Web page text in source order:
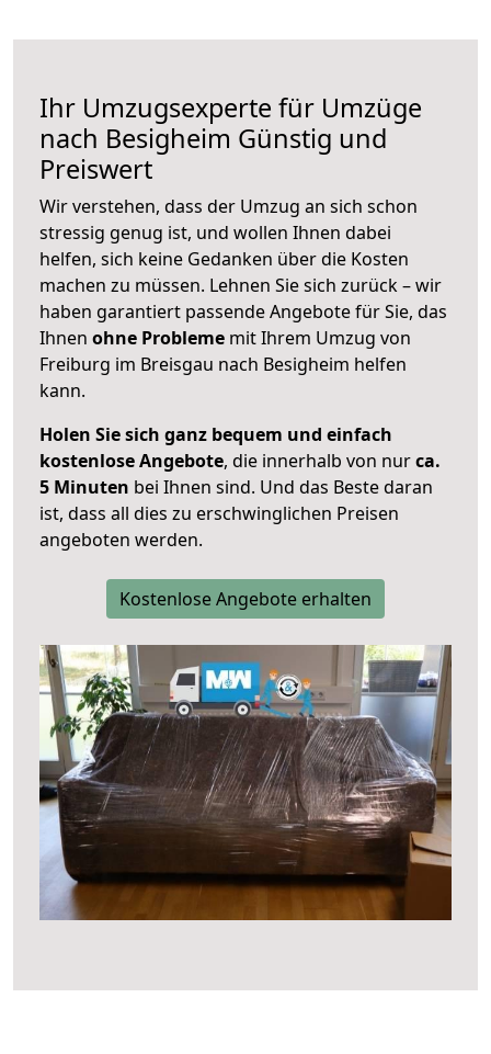
Ihr Umzugsexperte für Umzüge
nach Besigheim Günstig und
Preiswert
Wir verstehen, dass der Umzug an sich schon
stressig genug ist, und wollen Ihnen dabei
helfen, sich keine Gedanken über die Kosten
machen zu müssen. Lehnen Sie sich zurück – wir
haben garantiert passende Angebote für Sie, das
Ihnen ohne Probleme mit Ihrem Umzug von
Freiburg im Breisgau nach Besigheim helfen
kann.
Holen Sie sich ganz bequem und einfach
kostenlose Angebote, die innerhalb von nurca.
5 Minuten bei Ihnen sind. Und das Beste daran
ist, dass all dies zu erschwinglichen Preisen
angeboten werden.
Kostenlose Angebote erhalten